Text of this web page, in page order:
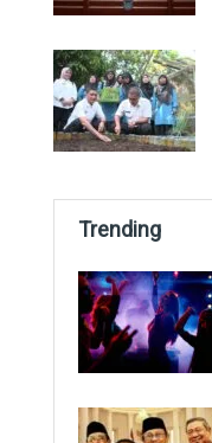
Trending